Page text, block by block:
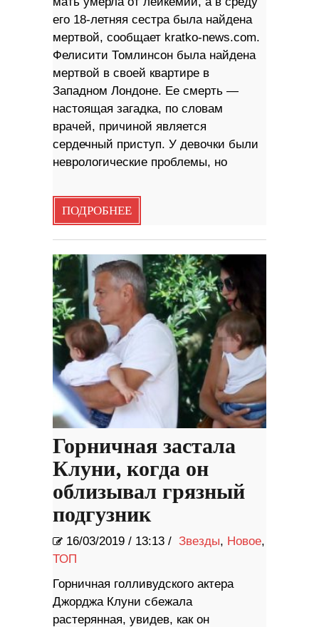
его 18-летняя сестра была найдена
мертвой, сообщает kratko-news.com.
Фелисити Томлинсон была найдена
мертвой в своей квартире в
Западном Лондоне. Ее смерть —
настоящая загадка, по словам
врачей, причиной является
сердечный приступ. У девочки были
неврологические проблемы, но
ПОДРОБНЕЕ
Горничная застала
Клуни, когда он
облизывал грязный
подгузник
16/03/2019 / 13:13 / Звезды, Новое,
ТОП
Горничная голливудского актера
Джорджа Клуни сбежала
растерянная, увидев, как он